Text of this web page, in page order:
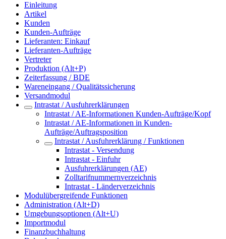
Einleitung
Artikel
Kunden
Kunden-Aufträge
Lieferanten: Einkauf
Lieferanten-Aufträge
Vertreter
Produktion (Alt+P)
Zeiterfassung / BDE
Wareneingang / Qualitätssicherung
Versandmodul
Intrastat / Ausfuhrerklärungen
Intrastat / AE-Informationen Kunden-Aufträge/Kopf
Intrastat / AE-Informationen in Kunden-
Aufträge/Auftragsposition
Intrastat / Ausfuhrerklärung / Funktionen
Intrastat - Versendung
Intrastat - Einfuhr
Ausfuhrerklärungen (AE)
Zolltarifnummernverzeichnis
Intrastat - Länderverzeichnis
Modulübergreifende Funktionen
Administration (Alt+D)
Umgebungsoptionen (Alt+U)
Importmodul
Finanzbuchhaltung